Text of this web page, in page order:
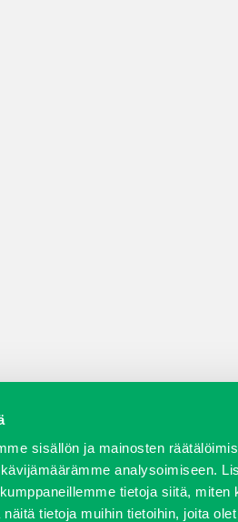
sisällön ja mainosten
analysoimiseen.
tietoja siitä, miten
tietoja muihin tietoihin, joita
Verkkokauppa JT